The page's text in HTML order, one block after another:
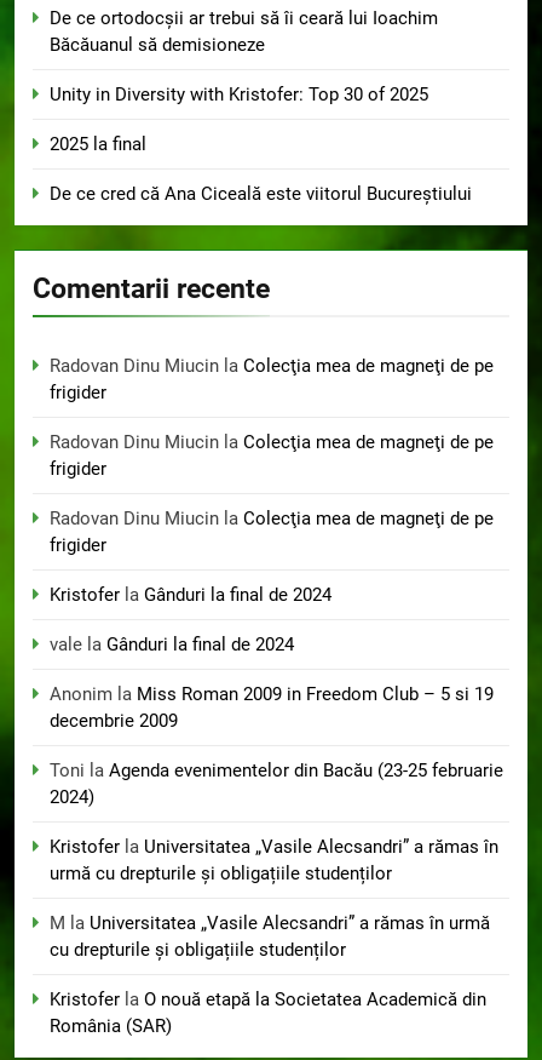
De ce ortodocșii ar trebui să îi ceară lui Ioachim
Băcăuanul să demisioneze
Unity in Diversity with Kristofer: Top 30 of 2025
2025 la final
De ce cred că Ana Ciceală este viitorul Bucureștiului
Comentarii recente
Radovan Dinu Miucin la Colecţia mea de magneţi de pe
frigider
Radovan Dinu Miucin la Colecţia mea de magneţi de pe
frigider
Radovan Dinu Miucin la Colecţia mea de magneţi de pe
frigider
Kristofer la Gânduri la final de 2024
vale la Gânduri la final de 2024
Anonim la Miss Roman 2009 in Freedom Club – 5 si 19
decembrie 2009
Toni la Agenda evenimentelor din Bacău (23-25 februarie
2024)
Kristofer la Universitatea „Vasile Alecsandri” a rămas în
urmă cu drepturile și obligațiile studenților
M la Universitatea „Vasile Alecsandri” a rămas în urmă
cu drepturile și obligațiile studenților
Kristofer la O nouă etapă la Societatea Academică din
România (SAR)